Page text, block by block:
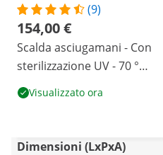
(9)
154,00 €
Scalda asciugamani - Con
sterilizzazione UV - 70 °C -
450 W - 32 L
Visualizzato ora
Dimensioni (LxPxA)